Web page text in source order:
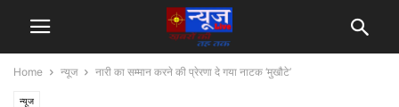
Home न्यूज नारी का सम्मान करने की प्रेरणा दे गया नाटक ‘मुखौटे’
न्यूज